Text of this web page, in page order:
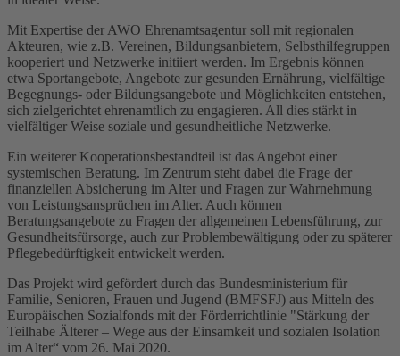
Mit Expertise der AWO Ehrenamtsagentur soll mit regionalen
Akteuren, wie z.B. Vereinen, Bildungsanbietern, Selbsthilfegruppen
kooperiert und Netzwerke initiiert werden. Im Ergebnis können
etwa Sportangebote, Angebote zur gesunden Ernährung, vielfältige
Begegnungs- oder Bildungsangebote und Möglichkeiten entstehen,
sich zielgerichtet ehrenamtlich zu engagieren. All dies stärkt in
vielfältiger Weise soziale und gesundheitliche Netzwerke.
Ein weiterer Kooperationsbestandteil ist das Angebot einer
systemischen Beratung. Im Zentrum steht dabei die Frage der
finanziellen Absicherung im Alter und Fragen zur Wahrnehmung
von Leistungsansprüchen im Alter. Auch können
Beratungsangebote zu Fragen der allgemeinen Lebensführung, zur
Gesundheitsfürsorge, auch zur Problembewältigung oder zu späterer
Pflegebedürftigkeit entwickelt werden.
Das Projekt wird gefördert durch das Bundesministerium für
Familie, Senioren, Frauen und Jugend (BMFSFJ) aus Mitteln des
Europäischen Sozialfonds mit der Förderrichtlinie "Stärkung der
Teilhabe Älterer – Wege aus der Einsamkeit und sozialen Isolation
im Alter“ vom 26. Mai 2020.